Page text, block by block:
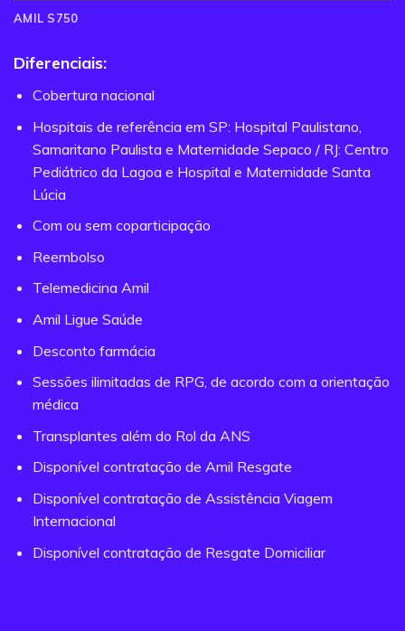
AMIL S750
Diferenciais:
Cobertura nacional
Hospitais de referência em SP: Hospital Paulistano,
Samaritano Paulista e Maternidade Sepaco / RJ: Centro
Pediátrico da Lagoa e Hospital e Maternidade Santa
Lúcia
Com ou sem coparticipação
Reembolso
Telemedicina Amil
Amil Ligue Saúde
Desconto farmácia
Sessões ilimitadas de RPG, de acordo com a orientação
médica
Transplantes além do Rol da ANS
Disponível contratação de Amil Resgate
Disponível contratação de Assistência Viagem
Internacional
Disponível contratação de Resgate Domiciliar